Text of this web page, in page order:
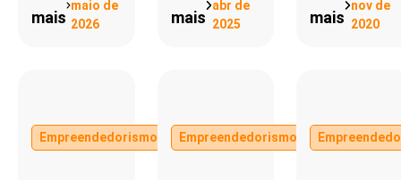
mais
maio de
2026
mais
abr de
2025
mais
nov de
2020
Empreendedorismo
LEANDRO
FERNANDO
Empreendedorismo
LEANDRO
FERNANDO